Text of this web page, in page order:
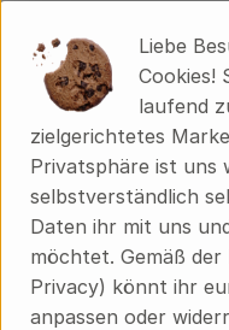
Herkunft
Hersteller: Yarrah
Niederlande
Premium Petfood
NL 3851 GA ERMELO
Liebe
Cookies!
laufend
zielgerichtetes
Privatsphäre ist uns
selbstverständlich
Daten ihr mit uns
möchtet. Gemäß der
Privacy) könnt ihr
anpassen oder